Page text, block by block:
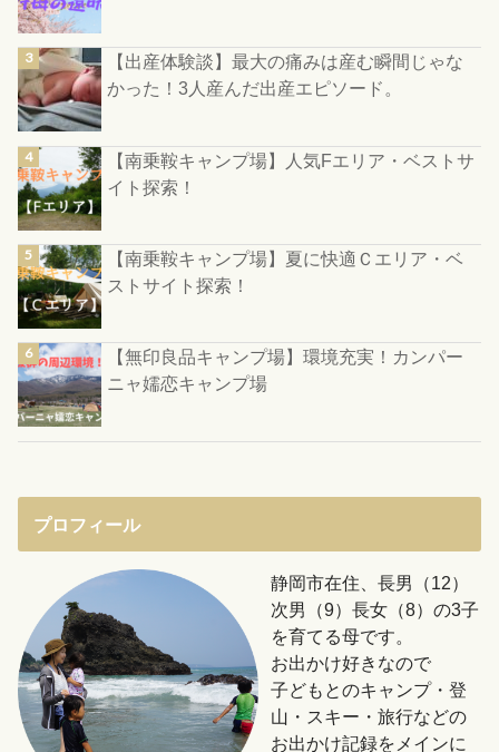
【出産体験談】最大の痛みは産む瞬間じゃな
かった！3人産んだ出産エピソード。
【南乗鞍キャンプ場】人気Fエリア・ベストサ
イト探索！
【南乗鞍キャンプ場】夏に快適Ｃエリア・ベ
ストサイト探索！
【無印良品キャンプ場】環境充実！カンパー
ニャ嬬恋キャンプ場
プロフィール
静岡市在住、長男（12）
次男（9）長女（8）の3子
を育てる母です。
お出かけ好きなので
子どもとのキャンプ・登
山・スキー・旅行などの
お出かけ記録をメインに